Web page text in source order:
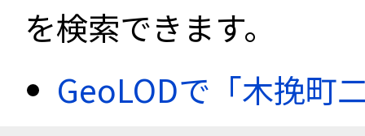
を検索できます。
GeoLODで「木挽町